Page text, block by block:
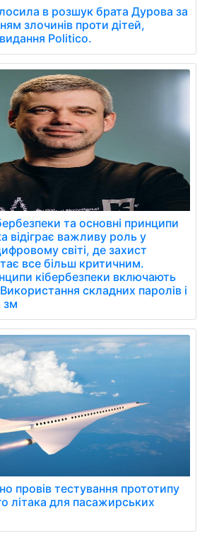
в розшук брата Дурова за
злочинів проти дітей,
Politico.
та основні принципи
відіграє важливу роль у
світі, де захист
все більш критичним.
кібербезпеки включають
складних паролів і
зм
провів тестування прототипу
літака для пасажирських